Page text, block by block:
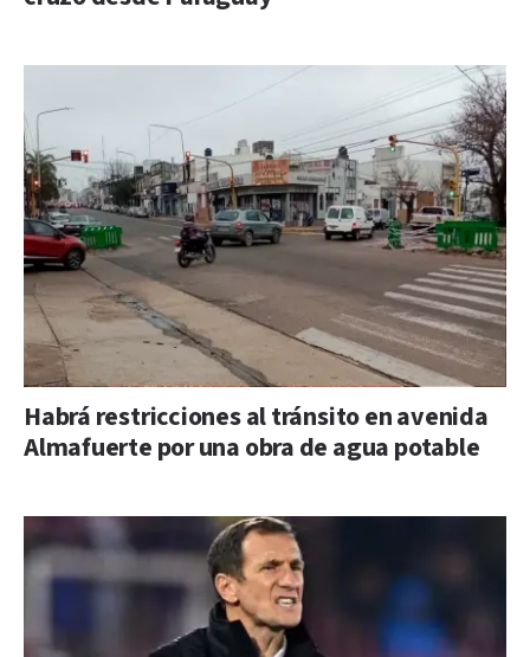
Habrá restricciones al tránsito en avenida
Almafuerte por una obra de agua potable